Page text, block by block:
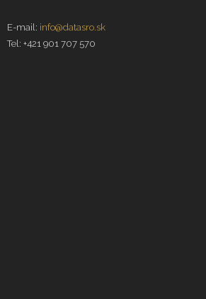
E-mail: info@datasro.sk
Tel: +421 901 707 570